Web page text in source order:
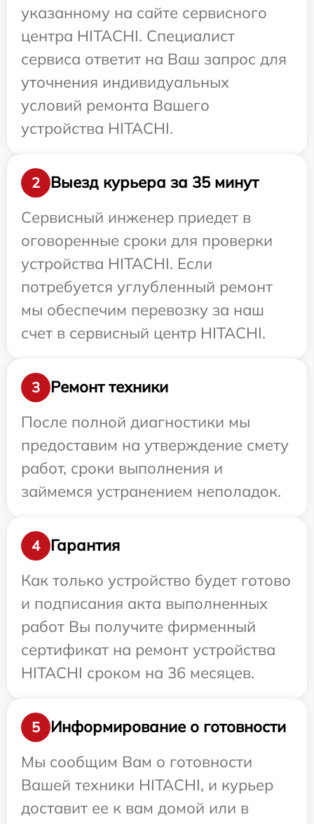
указанному на сайте сервисного
центра HITACHI. Специалист
сервиса ответит на Ваш запрос для
уточнения индивидуальных
условий ремонта Вашего
устройства HITACHI.
2
Выезд курьера за 35 минут
Сервисный инженер приедет в
оговоренные сроки для проверки
устройства HITACHI. Если
потребуется углубленный ремонт
мы обеспечим перевозку за наш
счет в сервисный центр HITACHI.
3
Ремонт техники
После полной диагностики мы
предоставим на утверждение смету
работ, сроки выполнения и
займемся устранением неполадок.
4
Гарантия
Как только устройство будет готово
и подписания акта выполненных
работ Вы получите фирменный
сертификат на ремонт устройства
HITACHI сроком на 36 месяцев.
5
Информирование о готовности
Мы сообщим Вам о готовности
Вашей техники HITACHI, и курьер
доставит ее к вам домой или в